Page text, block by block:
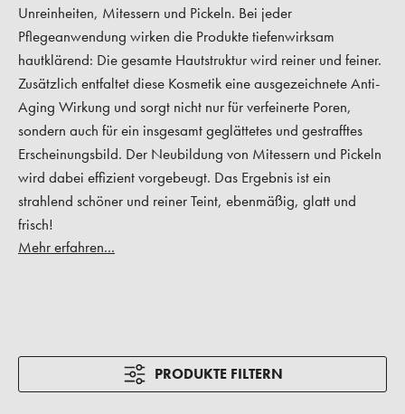
Unreinheiten, Mitessern und Pickeln. Bei jeder
Pflegeanwendung wirken die Produkte tiefenwirksam
hautklärend: Die gesamte Hautstruktur wird reiner und feiner.
Zusätzlich entfaltet diese Kosmetik eine ausgezeichnete Anti-
Aging Wirkung und sorgt nicht nur für verfeinerte Poren,
sondern auch für ein insgesamt geglättetes und gestrafftes
Erscheinungsbild. Der Neubildung von Mitessern und Pickeln
wird dabei effizient vorgebeugt. Das Ergebnis ist ein
strahlend schöner und reiner Teint, ebenmäßig, glatt und
frisch!
Mehr erfahren...
PRODUKTE FILTERN